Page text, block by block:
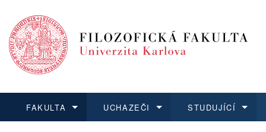
FAKULTA UCHAZEČI STUDUJÍCÍ